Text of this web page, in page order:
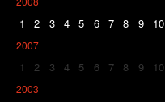
1 2 3 4 5 6 7 8 9 10
2007
1 2 3 4 5 6 7 8 9 10
2003